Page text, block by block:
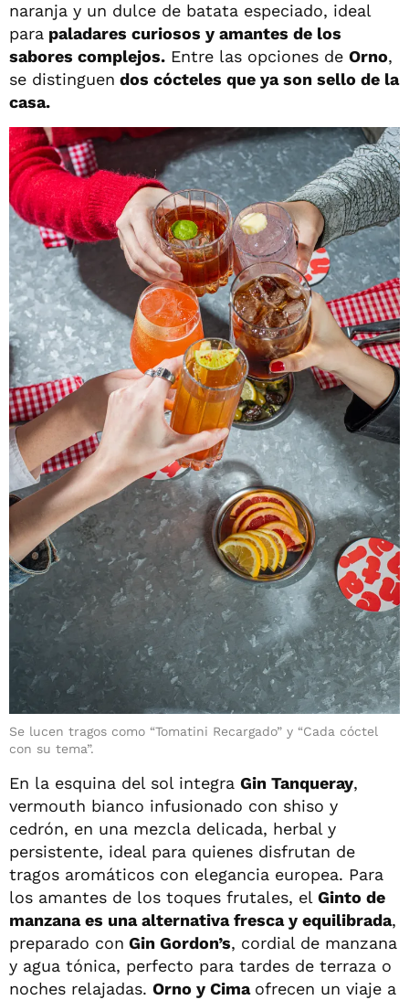
naranja y un dulce de batata especiado, ideal
para paladares curiosos y amantes de los
sabores complejos. Entre las opciones de Orno,
se distinguen dos cócteles que ya son sello de la
casa.
Se lucen tragos como “Tomatini Recargado” y “Cada cóctel
con su tema”.
En la esquina del sol integra Gin Tanqueray,
vermouth bianco infusionado con shiso y
cedrón, en una mezcla delicada, herbal y
persistente, ideal para quienes disfrutan de
tragos aromáticos con elegancia europea. Para
los amantes de los toques frutales, el Ginto de
manzana es una alternativa fresca y equilibrada,
preparado con Gin Gordon’s, cordial de manzana
y agua tónica, perfecto para tardes de terraza o
noches relajadas. Orno y Cima ofrecen un viaje a